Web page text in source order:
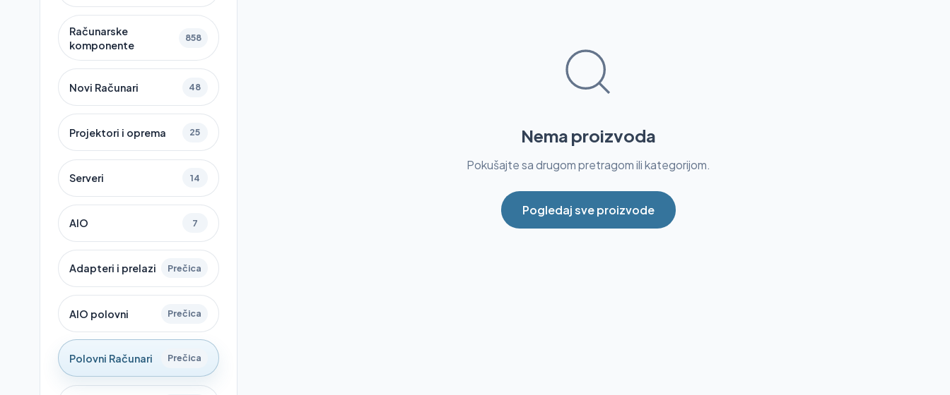
Računarske
komponente
858
Novi Računari 48
Projektori i oprema 25
Serveri 14
AIO 7
Adapteri i prelazi Prečica
AIO polovni Prečica
Polovni Računari Prečica
Nema proizvoda
Pokušajte sa drugom pretragom ili kategorijom.
Pogledaj sve proizvode